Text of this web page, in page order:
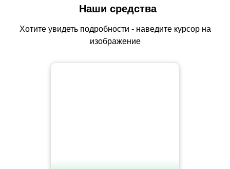
Наши средства
Хотите увидеть подробности - наведите курсор на
изображение